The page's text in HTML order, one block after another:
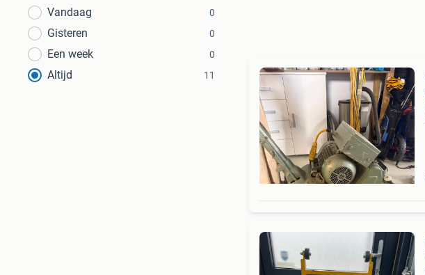
Vandaag
0
Gisteren 0
Een week 0
Altijd 11